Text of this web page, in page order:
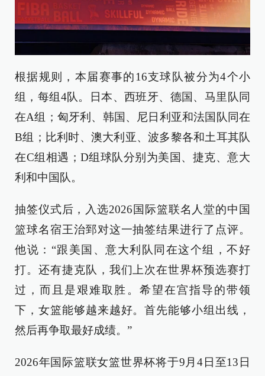
根据规则，本届赛事的16支球队被分为4个小
组，每组4队。日本、西班牙、德国、马里队同
在A组；匈牙利、韩国、尼日利亚和法国队同在
B组；比利时、澳大利亚、波多黎各和土耳其队
在C组相遇；D组球队分别为美国、捷克、意大
利和中国队。
抽签仪式后，入选2026国际篮联名人堂的中国
篮球名宿王治郅对这一抽签结果进行了点评。
他说：“跟美国、意大利队同在这个组，不好
打。还有捷克队，我们上次在世界杯预选赛打
过，而且是艰难取胜。希望在宫指导的带领
下，女篮能够越来越好。首先能够小组出线，
然后再争取最好成绩。”
2026年国际篮联女篮世界杯将于9月4日至13日